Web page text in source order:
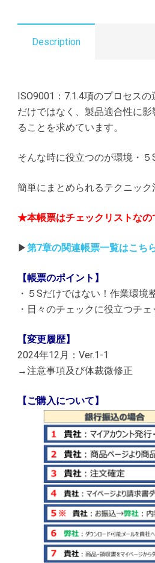
ク
シ
ー
個
Description
ISO9001：7.1.4項のプロセス
だけではなく、製品適合性に
ることを求めています。
そんな時に役立つのが環境・５
簡単にまとめられるテクニッ
★本帳票はチェックリストなの
▶第7章の関連帳票一覧はこち
【帳票のポイント】
・５Sだけではない！作業環境
・日々のチェックに役立つチェ
【変更履歴】
2024年12月：Ver.1-1
→注意事項及び体裁微修正
【ご購入について】